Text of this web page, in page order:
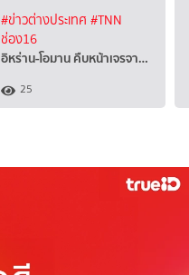
#ข่าวต่างประเทศ #TNN
ช่อง16
อิหร่าน-โอมาน คืบหน้าเจรจา…
25